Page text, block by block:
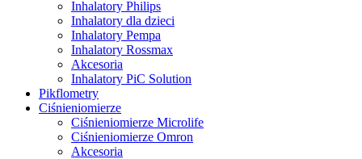
Inhalatory Philips
Inhalatory dla dzieci
Inhalatory Pempa
Inhalatory Rossmax
Akcesoria
Inhalatory PiC Solution
Pikflometry
Ciśnieniomierze
Ciśnieniomierze Microlife
Ciśnieniomierze Omron
Akcesoria